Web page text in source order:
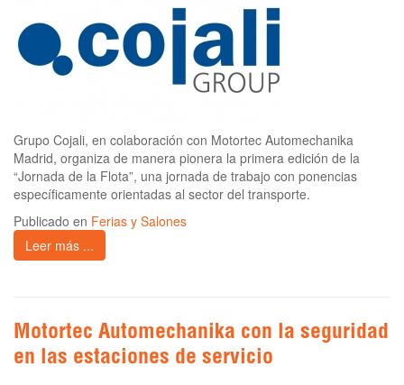
Grupo Cojali, en colaboración con Motortec Automechanika
Madrid, organiza de manera pionera la primera edición de la
“Jornada de la Flota”, una jornada de trabajo con ponencias
específicamente orientadas al sector del transporte.
Publicado en Ferias y Salones
Leer más ...
Motortec Automechanika con la seguridad
en las estaciones de servicio